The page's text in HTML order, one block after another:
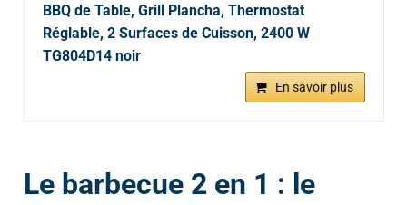
BBQ de Table, Grill Plancha, Thermostat
Réglable, 2 Surfaces de Cuisson, 2400 W
TG804D14 noir
En savoir plus
Le barbecue 2 en 1 : le